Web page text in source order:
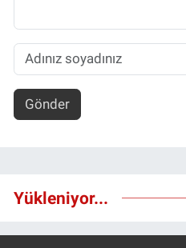
Gönder
Yükleniyor...